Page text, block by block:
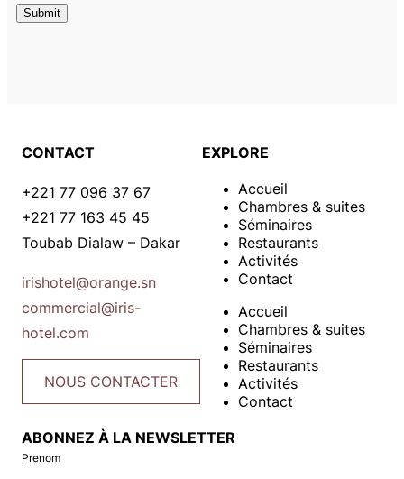
CONTACT
+221 77 096 37 67
+221 77 163 45 45
Toubab Dialaw – Dakar
irishotel@orange.sn
commercial@iris-
hotel.com
NOUS CONTACTER
EXPLORE
Accueil
Chambres & suites
Séminaires
Restaurants
Activités
Contact
Accueil
Chambres & suites
Séminaires
Restaurants
Activités
Contact
ABONNEZ À LA NEWSLETTER
Prenom